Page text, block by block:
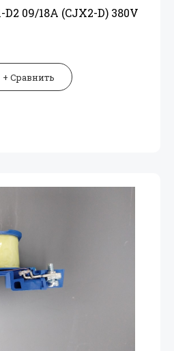
D2 09/18A (CJX2-D) 380V
+ Сравнить